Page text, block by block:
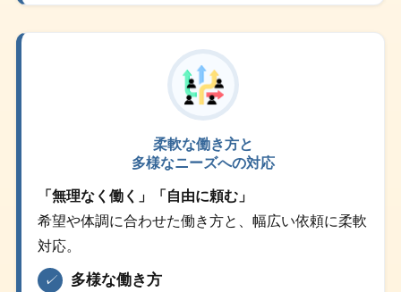
柔軟な働き方と
多様なニーズへの対応
「無理なく働く」「自由に頼む」
希望や体調に合わせた働き方と、幅広い依頼に柔軟
対応。
✓ 多様な働き方